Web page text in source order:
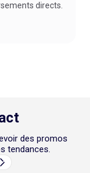
directs.
des promos
tendances.